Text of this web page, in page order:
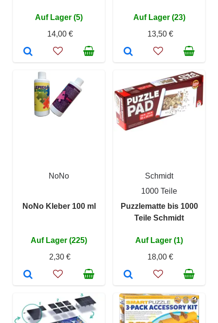
Auf Lager (5)
14,00 €
Auf Lager (23)
13,50 €
NoNo
NoNo Kleber 100 ml
Auf Lager (225)
2,30 €
Schmidt
1000 Teile
Puzzlematte bis 1000
Teile Schmidt
Auf Lager (1)
18,00 €